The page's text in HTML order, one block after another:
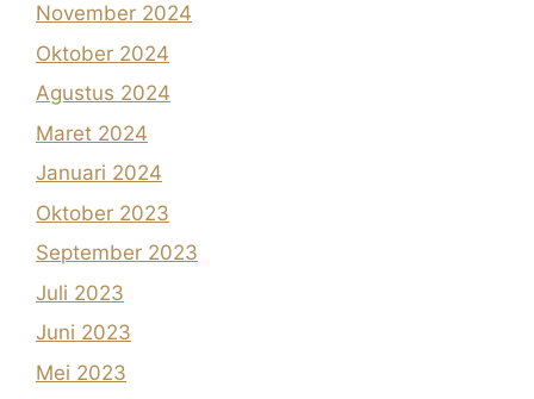
November 2024
Oktober 2024
Agustus 2024
Maret 2024
Januari 2024
Oktober 2023
September 2023
Juli 2023
Juni 2023
Mei 2023